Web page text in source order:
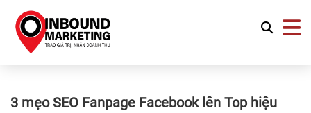
3 mẹo SEO Fanpage Facebook lên Top hiệu